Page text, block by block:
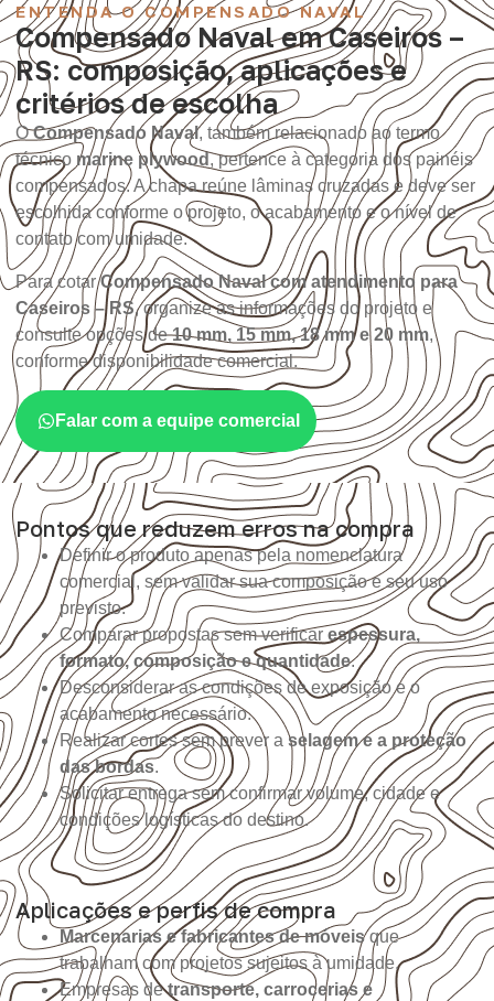
ENTENDA O COMPENSADO NAVAL
Compensado Naval em Caseiros –
RS: composição, aplicações e
critérios de escolha
OCompensado Naval, também relacionado ao termo
técnico marine plywood, pertence à categoria dos painéis
compensados. A chapa reúne lâminas cruzadas e deve ser
escolhida conforme o projeto, o acabamento e o nível de
contato com umidade.
Para cotarCompensado Naval com atendimento para
Caseiros – RS, organize as informações do projeto e
consulte opções de10 mm, 15 mm, 18 mm e 20 mm,
conforme disponibilidade comercial.
Falar com a equipe comercial
Pontos que reduzem erros na compra
Definir o produto apenas pela nomenclatura
comercial, sem validar sua composição e seu uso
previsto.
Comparar propostas sem verificar espessura,
formato, composição e quantidade.
Desconsiderar as condições de exposição e o
acabamento necessário.
Realizar cortes sem prever a selagem e a proteção
das bordas.
Solicitar entrega sem confirmar volume, cidade e
condições logísticas do destino.
Aplicações e perfis de compra
Marcenarias e fabricantes de móveisque
trabalham com projetos sujeitos à umidade.
Empresas detransporte, carrocerias e